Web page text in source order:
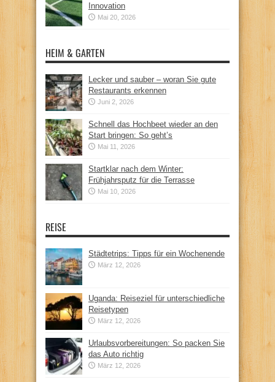
Innovation
Mai 20, 2026
HEIM & GARTEN
Lecker und sauber – woran Sie gute
Restaurants erkennen
Juni 2, 2026
Schnell das Hochbeet wieder an den
Start bringen: So geht’s
Mai 11, 2026
Startklar nach dem Winter:
Frühjahrsputz für die Terrasse
Mai 10, 2026
REISE
Städtetrips: Tipps für ein Wochenende
März 12, 2026
Uganda: Reiseziel für unterschiedliche
Reisetypen
März 12, 2026
Urlaubsvorbereitungen: So packen Sie
das Auto richtig
März 12, 2026